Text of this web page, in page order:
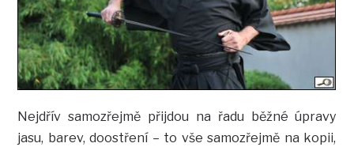
Nejdřív samozřejmě přijdou na řadu běžné úpravy
jasu, barev, doostření – to vše samozřejmě na kopii,